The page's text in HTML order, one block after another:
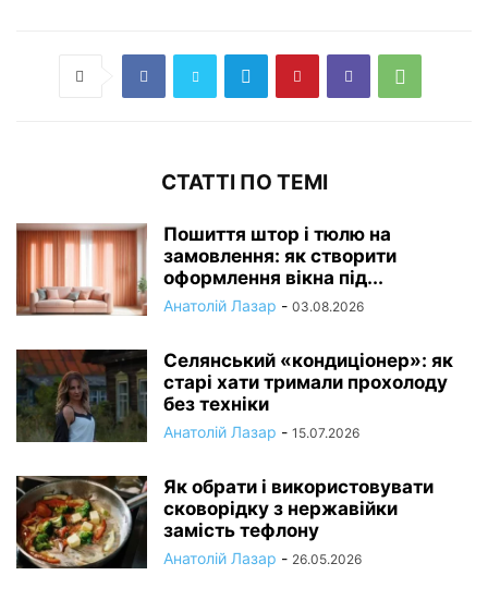
СТАТТІ ПО ТЕМІ
Пошиття штор і тюлю на
замовлення: як створити
оформлення вікна під...
Анатолій Лазар - 03.08.2026
Селянський «кондиціонер»: як
старі хати тримали прохолоду
без техніки
Анатолій Лазар - 15.07.2026
Як обрати і використовувати
сковорідку з нержавійки
замість тефлону
Анатолій Лазар - 26.05.2026